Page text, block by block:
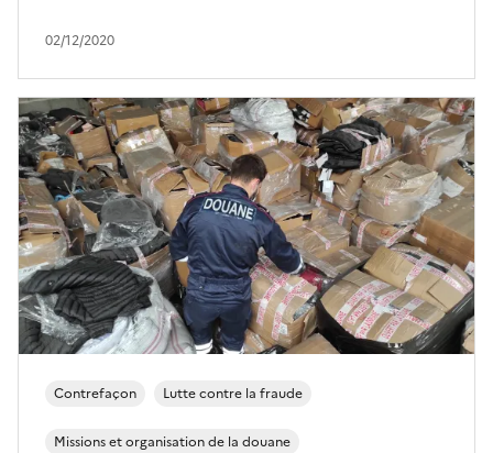
02/12/2020
Contrefaçon Lutte contre la fraude
Missions et organisation de la douane